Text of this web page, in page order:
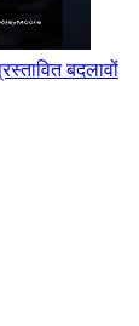
बदलावों